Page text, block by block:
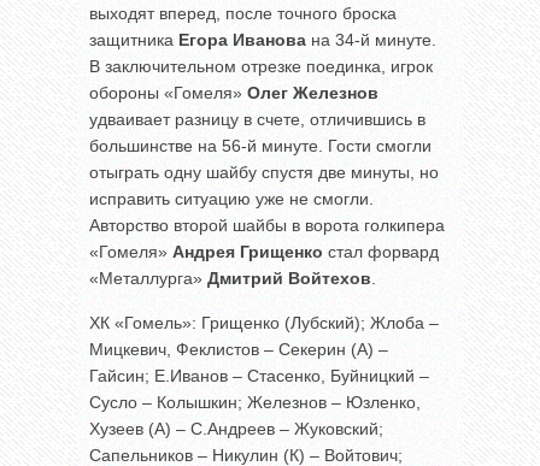
выходят вперед, после точного броска
защитника Егора Иванова на 34-й минуте.
В заключительном отрезке поединка, игрок
обороны «Гомеля» Олег Железнов
удваивает разницу в счете, отличившись в
большинстве на 56-й минуте. Гости смогли
отыграть одну шайбу спустя две минуты, но
исправить ситуацию уже не смогли.
Авторство второй шайбы в ворота голкипера
«Гомеля» Андрея Грищенко стал форвард
«Металлурга» Дмитрий Войтехов
ХК «Гомель»: Грищенко (Лубский); Жлоба –
Мицкевич, Феклистов – Секерин (А) –
Гайсин; Е.Иванов – Стасенко, Буйницкий –
Сусло – Колышкин; Железнов – Юзленко,
Хузеев (А) – С.Андреев – Жуковский;
Сапельников – Никулин (К) – Войтович;